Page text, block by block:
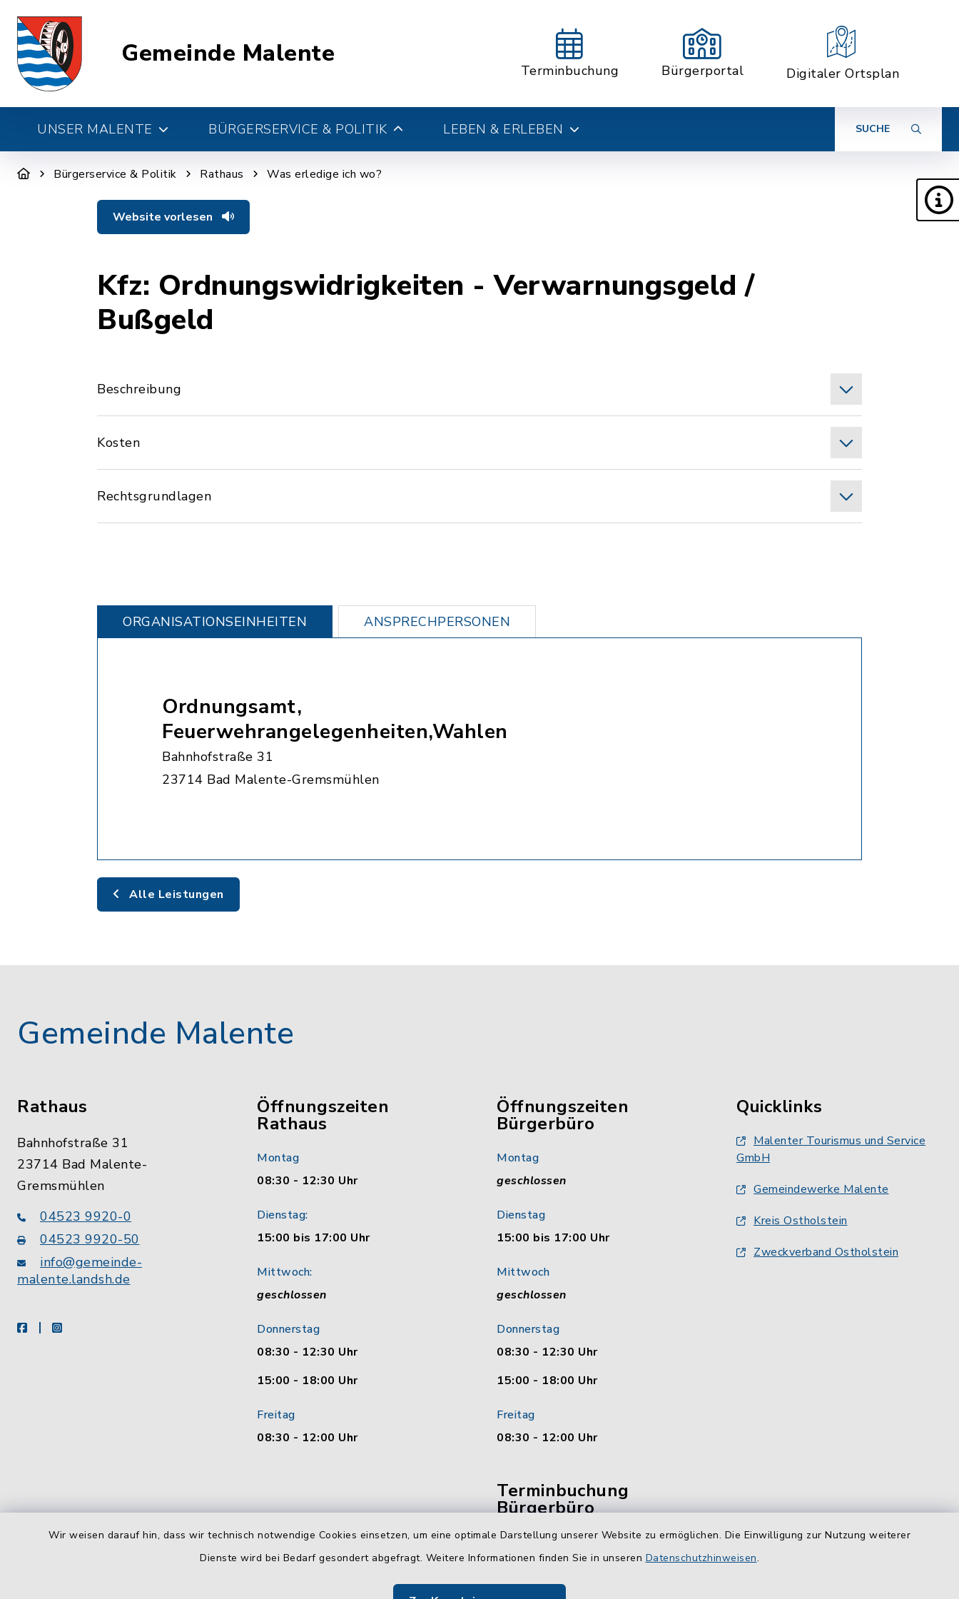
Wir weisen darauf hin, dass wir technisch notwendige Cookies einsetzen, um eine optimale Darstellung unserer Website zu ermöglichen. Die Einwilligung zur Nutzung weiterer
Dienste wird bei Bedarf gesondert abgefragt. Weitere Informationen finden Sie in unseren Datenschutzhinweisen.
Gemeinde Malente
Terminbuchung Bürgerportal Digitaler Ortsplan
UNSER MALENTE BÜRGERSERVICE & POLITIK LEBEN & ERLEBEN SUCHE
Bürgerservice & Politik Rathaus Was erledige ich wo?
Website vorlesen
Kfz: Ordnungswidrigkeiten - Verwarnungsgeld /
Bußgeld
Beschreibung
Kosten
Rechtsgrundlagen
ORGANISATIONS­EINHEITEN ANSPRECHPERSONEN
Ordnungsamt,
Feuerwehrangelegenheiten,Wahlen
Bahnhofstraße 31
23714 Bad Malente-Gremsmühlen
Alle Leistungen
Gemeinde Malente
Rathaus
Bahnhofstraße 31
23714 Bad Malente-
Gremsmühlen
04523 9920-0
04523 9920-50
info@gemeinde-
malente.landsh.de
facebookinstagram
Öffnungszeiten
Rathaus
Montag
08:30 - 12:30 Uhr
Dienstag:
15:00 bis 17:00 Uhr
Mittwoch:
geschlossen
Donnerstag
08:30 - 12:30 Uhr
15:00 - 18:00 Uhr
Freitag
08:30 - 12:00 Uhr
Öffnungszeiten
Bürgerbüro
Montag
geschlossen
Dienstag
15:00 bis 17:00 Uhr
Mittwoch
geschlossen
Donnerstag
08:30 - 12:30 Uhr
15:00 - 18:00 Uhr
Freitag
08:30 - 12:00 Uhr
Terminbuchung
Bürgerbüro
Vereinbaren Sie hier bequem
online Ihren Termin für das
Quicklinks
Malenter Tourismus und Service
GmbH
Gemeindewerke Malente
Kreis Ostholstein
Zweckverband Ostholstein